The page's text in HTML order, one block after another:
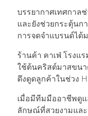
บรรยากาศเทศกาล
และยังช่วยกระตุ้นก
การจดจำแบรนด์ได้
ร้านค้า คาเฟ่ โรงแ
ใช้ต้นคริสต์มาสขน
ดึงดูดลูกค้าในช่วง
เมื่อมีทีมมืออาชีพดูแ
ลักษณ์ที่สวยงามและ